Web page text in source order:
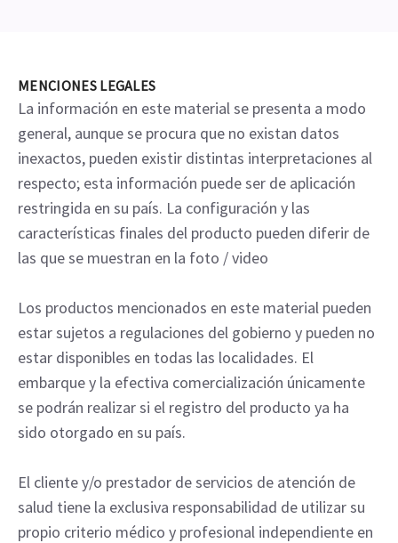
MENCIONES LEGALES
La información en este material se presenta a modo
general, aunque se procura que no existan datos
inexactos, pueden existir distintas interpretaciones al
respecto; esta información puede ser de aplicación
restringida en su país. La configuración y las
características finales del producto pueden diferir de
las que se muestran en la foto / video
Los productos mencionados en este material pueden
estar sujetos a regulaciones del gobierno y pueden no
estar disponibles en todas las localidades. El
embarque y la efectiva comercialización únicamente
se podrán realizar si el registro del producto ya ha
sido otorgado en su país.
El cliente y/o prestador de servicios de atención de
salud tiene la exclusiva responsabilidad de utilizar su
propio criterio médico y profesional independiente en